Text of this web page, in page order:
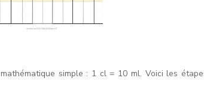
simple : 1 cl = 10 ml. Voici les